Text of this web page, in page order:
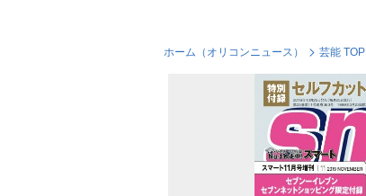
ホーム（オリコンニュース） 芸能 TOP